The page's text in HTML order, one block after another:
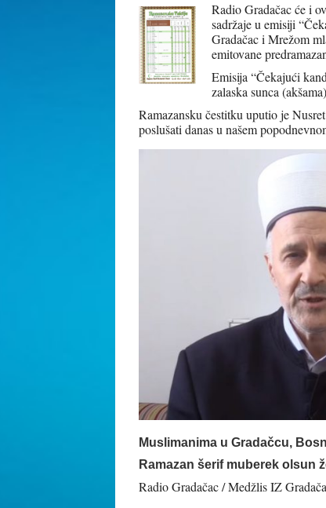
Radio Gradačac će i
sadržaje u emisiji
Gradačac i Mrežom
emitovane
Emisija “Čekajući
zalaska sunca
Ramazansku čestitku uputio je
poslušati danas u našem
Muslimanima u Gradačcu,
Ramazan šerif muberek olsun
Radio Gradačac / Medžlis IZ